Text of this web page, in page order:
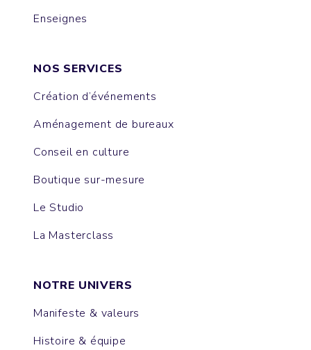
Enseignes
NOS SERVICES
Création d’événements
Aménagement de bureaux
Conseil en culture
Boutique sur-mesure
Le Studio
La Masterclass
NOTRE UNIVERS
Manifeste & valeurs
Histoire & équipe